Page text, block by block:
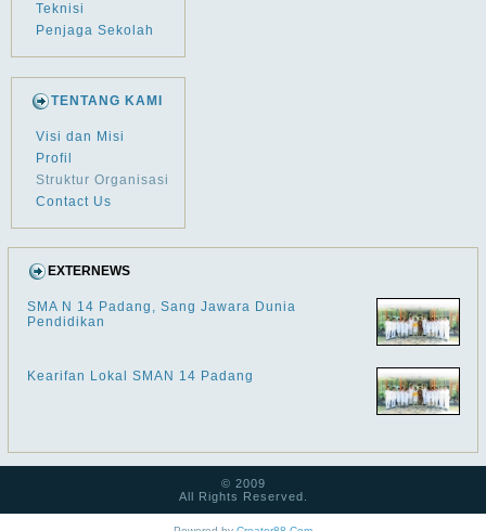
Teknisi
Penjaga Sekolah
TENTANG KAMI
Visi dan Misi
Profil
Struktur Organisasi
Contact Us
EXTERNEWS
SMA N 14 Padang, Sang Jawara Dunia
Pendidikan
Kearifan Lokal SMAN 14 Padang
© 2009
All Rights Reserved.